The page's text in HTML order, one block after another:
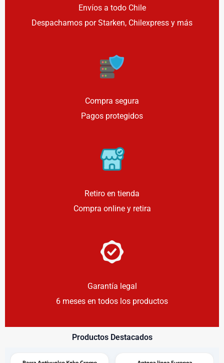
Envíos a todo Chile
Despachamos por Starken, Chilexpress y más
Compra segura
Pagos protegidos
Retiro en tienda
Compra online y retira
Garantía legal
6 meses en todos los productos
Productos Destacados